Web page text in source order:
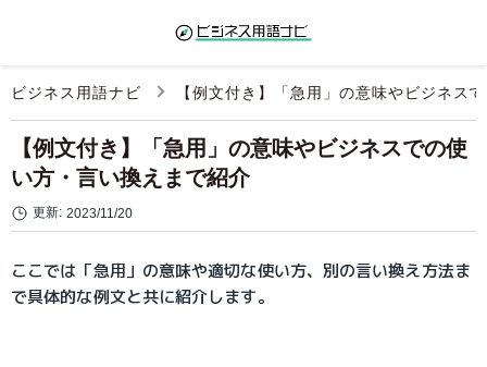
ビジネス用語ナビ 【例文付き】「急用」の意味やビジネス
【例文付き】「急用」の意味やビジネスでの使
い方・言い換えまで紹介
更新: 2023/11/20
ここでは「急用」の意味や適切な使い方、別の言い換え方法ま
で具体的な例文と共に紹介します。